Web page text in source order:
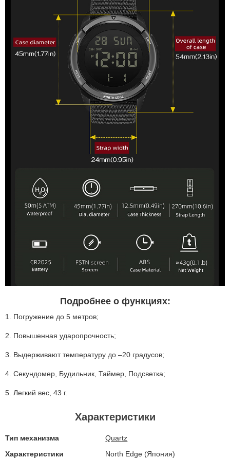
Подробнее о функциях:
1. Погружение до 5 метров;
2. Повышенная ударопрочность;
3. Выдерживают температуру до –20 градусов;
4. Секундомер, Будильник, Таймер, Подсветка;
5. Легкий вес, 43 г.
Характеристики
Тип механизма
Quartz
Характеристики
North Edge (Япония)